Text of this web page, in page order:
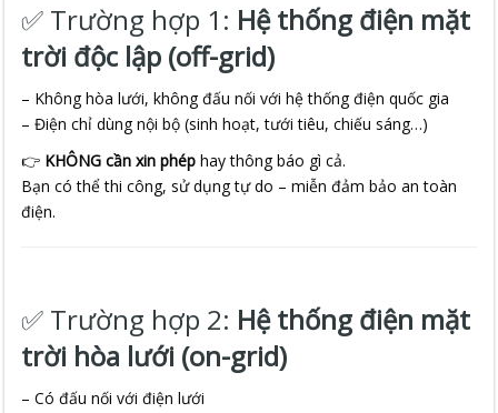
✅ Trường hợp 1: Hệ thống điện mặt
trời độc lập (off-grid)
– Không hòa lưới, không đấu nối với hệ thống điện quốc gia
– Điện chỉ dùng nội bộ (sinh hoạt, tưới tiêu, chiếu sáng…)
👉 KHÔNG cần xin phép hay thông báo gì cả.
Bạn có thể thi công, sử dụng tự do – miễn đảm bảo an toàn
điện.
✅ Trường hợp 2: Hệ thống điện mặt
trời hòa lưới (on-grid)
– Có đấu nối với điện lưới